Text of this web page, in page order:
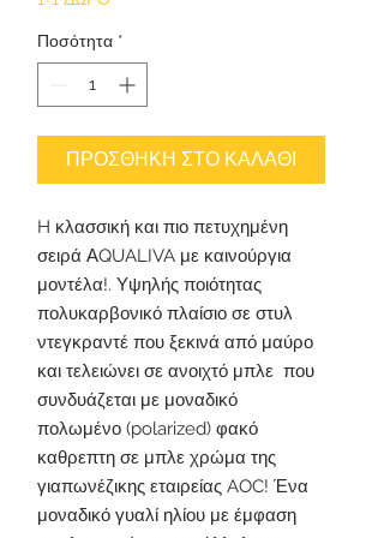
Ποσότητα *
ΠΡΟΣΘΗΚΗ ΣΤΟ ΚΑΛΑΘΙ
H κλασσική και πιο πετυχημένη
σειρά ΑQUALIVA με καινούργια
μοντέλα!. Υψηλής ποιότητας
πολυκαρβονικό πλαίσιο σε στυλ
ντεγκραντέ που ξεκινά από μαύρο
και τελειώνει σε ανοιχτό μπλε που
συνδυάζεται με μοναδικό
πολωμένο (polarized) φακό
καθρεπτη σε μπλε χρώμα της
γιαπωνέζικης εταιρείας AOC! Ένα
μοναδικό γυαλί ηλίου με έμφαση